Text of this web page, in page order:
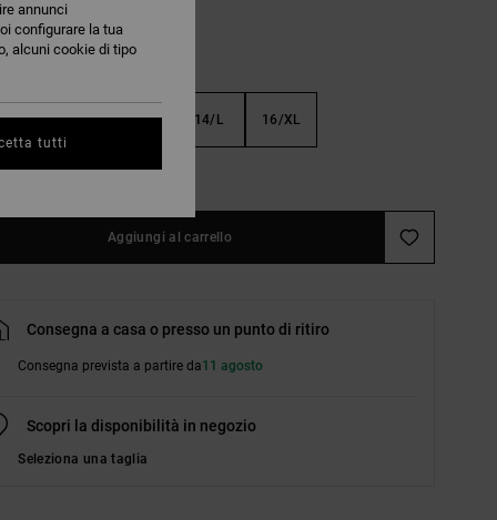
10/S 12/M 14/L 16/XL
la guida alle taglie
Aggiungi al carrello
Consegna a casa o presso un punto di ritiro
Consegna prevista a partire da11 agosto
Scopri la disponibilità in negozio
Seleziona una taglia
annunci
configurare la tua
alcuni cookie di tipo
tutti